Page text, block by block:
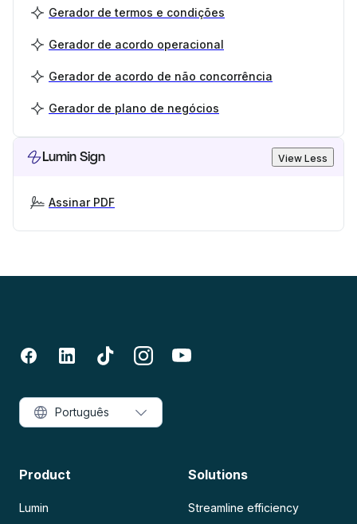
Gerador de termos e condições
Gerador de acordo operacional
Gerador de acordo de não concorrência
Gerador de plano de negócios
Lumin Sign View Less
Assinar PDF
Product
Lumin
Solutions
Streamline efficiency
Português